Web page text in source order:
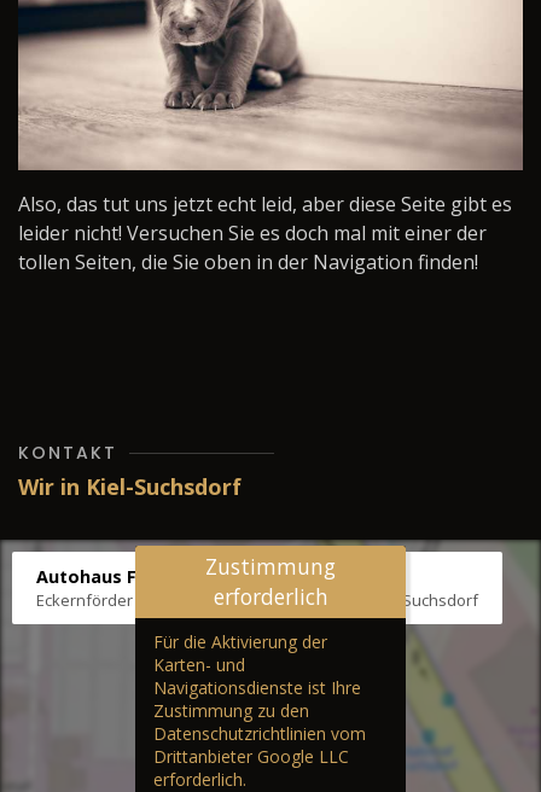
Also, das tut uns jetzt echt leid, aber diese Seite gibt es
leider nicht! Versuchen Sie es doch mal mit einer der
tollen Seiten, die Sie oben in der Navigation finden!
KONTAKT
Wir in Kiel-Suchsdorf
Autohaus Fräter
Eckernförder Str. /Klausbrooker Weg 1, 24107 Kiel-Suchsdorf
Zustimmung
erforderlich
Für die Aktivierung der
Karten- und
Navigationsdienste ist Ihre
Zustimmung zu den
Datenschutzrichtlinien vom
Drittanbieter Google LLC
erforderlich.